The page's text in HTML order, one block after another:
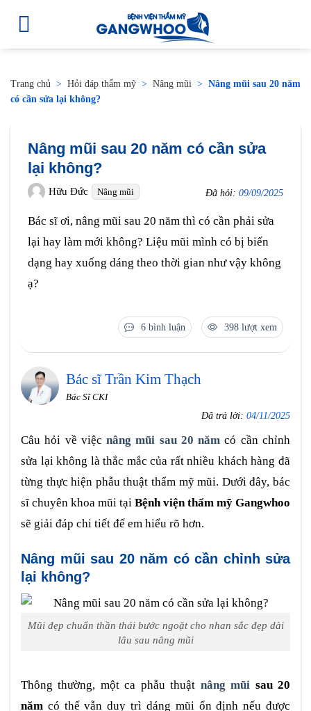
Trang chủ > Hỏi đáp thẩm mỹ > Nâng mũi > Nâng mũi sau 20 năm
có cần sửa lại không?
Nâng mũi sau 20 năm có cần sửa
lại không?
Hữu Đức Nâng mũi Đã hỏi: 09/09/2025
Bác sĩ ơi, nâng mũi sau 20 năm thì có cần phải sửa
lại hay làm mới không? Liệu mũi mình có bị biến
dạng hay xuống dáng theo thời gian như vậy không
ạ?
6 bình luận 398 lượt xem
Bác sĩ Trần Kim Thạch
Bác Sĩ CKI
Đã trả lời: 04/11/2025
Câu hỏi về việcnâng mũi sau 20 năm có cần chỉnh
sửa lại không là thắc mắc của rất nhiều khách hàng đã
từng thực hiện phẫu thuật thẩm mỹ mũi. Dưới đây, bác
sĩ chuyên khoa mũi tại Bệnh viện thẩm mỹ Gangwhoo
sẽ giải đáp chi tiết để em hiểu rõ hơn.
Nâng mũi sau 20 năm có cần chỉnh sửa
lại không?
Mũi đẹp chuẩn thần thái bước ngoặt cho nhan sắc đẹp dài
lâu sau nâng mũi
Thông thường, một ca phẫu thuật nâng mũi sau 20
năm có thể vẫn duy trì dáng mũi ổn định nếu được